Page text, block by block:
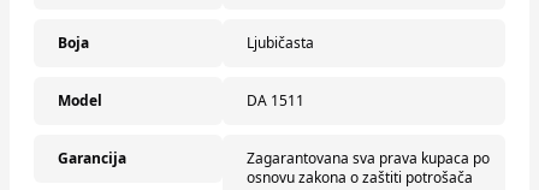
Boja Ljubičasta
Model DA 1511
Garancija
Zagarantovana sva prava kupaca po
osnovu zakona o zaštiti potrošača